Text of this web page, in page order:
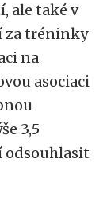
ale také v
za tréninky
na
asociaci
3,5
odsouhlasit